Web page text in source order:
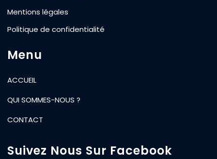
Mentions légales
Politique de confidentialité
Menu
ACCUEIL
QUI SOMMES-NOUS ?
CONTACT
Suivez Nous Sur Facebook